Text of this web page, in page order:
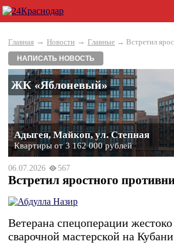
Главная → Новости → Главные → Встретил
НАПИСАТЬ НОВОСТЬ
ЖК «Яблоневый»
Адыгея, Майкоп, ул. Степная
Квартиры от 3 162 000 рублей
06.07.2026 567
Встретил яростного
Ветерана спецоперации
сварочной мастерской на